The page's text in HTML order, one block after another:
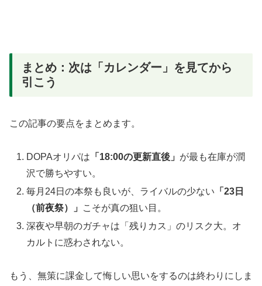
まとめ：次は「カレンダー」を見てから
引こう
この記事の要点をまとめます。
DOPAオリパは 「18:00の更新直後」 が最も在庫が潤
沢で勝ちやすい。
毎月24日の本祭も良いが、ライバルの少ない 「23日
（前夜祭）」
こそが真の狙い目。
深夜や早朝のガチャは「残りカス」のリスク大。オ
カルトに惑わされない。
もう、無策に課金して悔しい思いをするのは終わりにしま